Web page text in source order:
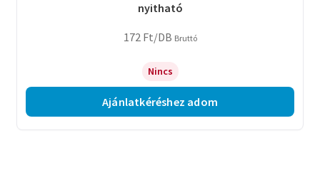
nyitható
172 Ft/DB Bruttó
Nincs
Ajánlatkéréshez adom